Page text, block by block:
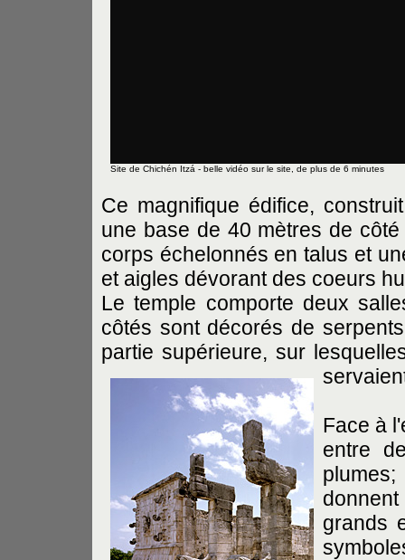
Site de Chichén Itzá - belle vidéo sur le site, de plus de 6 minutes
Ce magnifique édifice,
une base de 40 mètres de
corps échelonnés en talus et
et aigles dévorant des coeurs
Le temple comporte deux
côtés sont décorés de
partie supérieure, sur
Face à
entre
grands